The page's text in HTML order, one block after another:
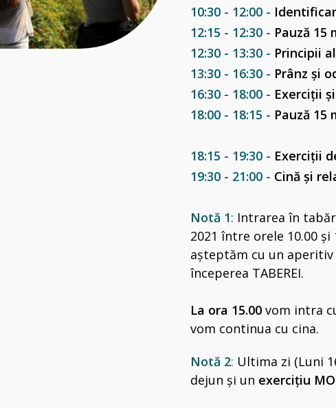
10:30 - 12:00 -
12:15 - 12:30 - Pauză 15
12:30 - 13:30 - Principii
13:30 - 16:30 - Prânz și
16:30 - 18:00 - Exerciții
18:00 - 18:15 - Pauză 15
18:15 - 19:30 - Exerciții
19:30 - 21:00 - Cină și
Notă 1: Intrarea în
2021 între orele 10.00
așteptăm cu un
începerea TABEREI.
La ora 15.00vom intra
vom continua cu cina.
Notă 2: Ultima zi (Luni
dejun și un exercițiu